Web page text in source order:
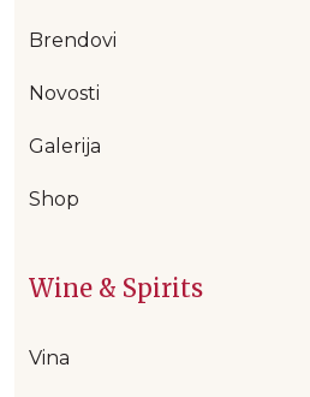
Brendovi
Novosti
Galerija
Shop
Wine & Spirits
Vina